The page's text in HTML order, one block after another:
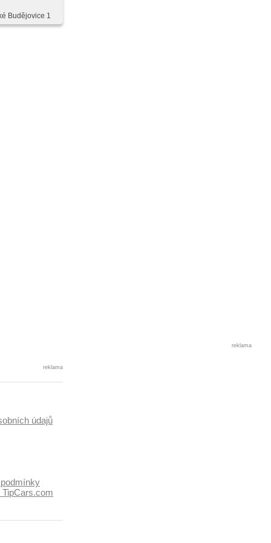
rádia
Budějovice 1
reklama
reklama
údajů